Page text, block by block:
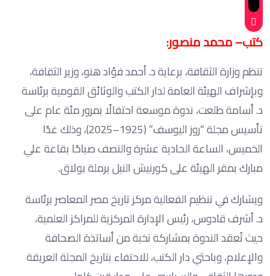
كتب– محمد منصور:
تنظم وزارة الثقافة، برعاية د. أحمد فؤاد هنو، وزير الثقافة،
وبإشراف الهيئة العامة لدار الكتب والوثائق القومية برئاسة
د. أسامة طلعت، ندوة موسعة احتفالًا بمرور مئة عام على
تأسيس مجلة “روز اليوسف” (1925–2025)، وذلك غدًا
الخميس، الساعة الحادية عشرة والنصف صباحًا بقاعة علي
مبارك بمقر الهيئة على كورنيش النيل برملة بولاق.
ويشارك في تنظيم الفعالية مركز تاريخ مصر المعاصر برئاسة
د. أشرف قادوس، رئيس الإدارة المركزية للمراكز العلمية،
حيث تُعقد الندوة بمشاركة نخبة من أساتذة الصحافة
والإعلام، وباحثي دار الكتب، للاحتفاء بتاريخ المجلة العريقة